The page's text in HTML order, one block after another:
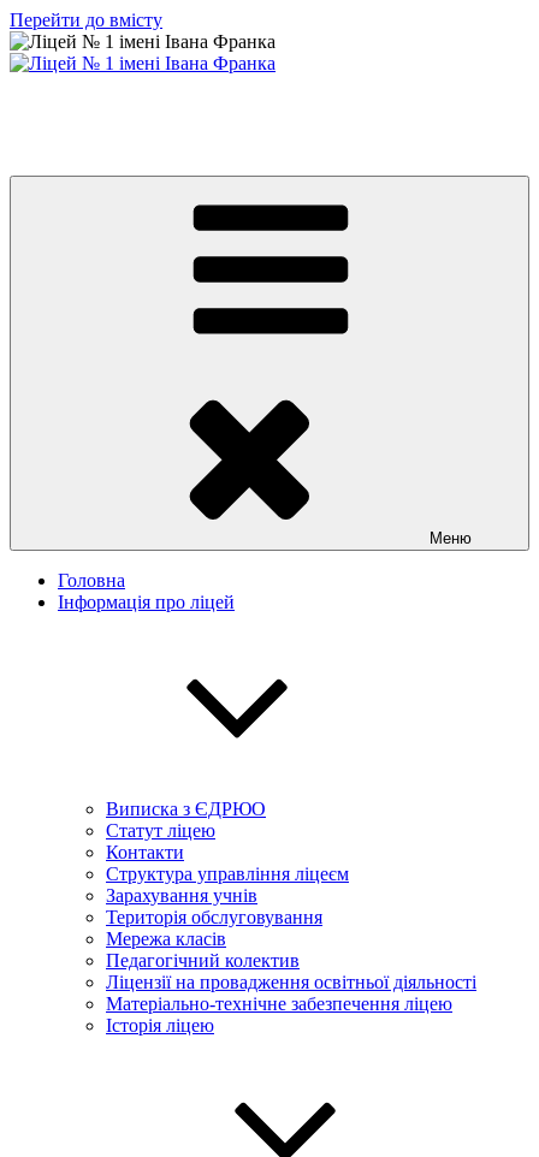
Перейти до вмісту
Меню
Головна
Інформація про ліцей
Виписка з ЄДРЮО
Статут ліцею
Контакти
Структура управління ліцеєм
Зарахування учнів
Територія обслуговування
Мережа класів
Педагогічний колектив
Ліцензії на провадження освітньої діяльності
Матеріально-технічне забезпечення ліцею
Історія ліцею